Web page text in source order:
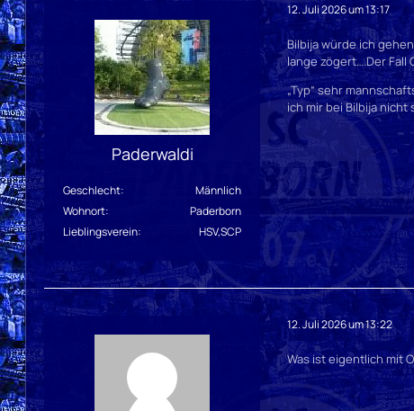
Paderwaldi
Geschlecht
Männlich
Wohnort
Paderborn
Lieblingsverein
HSV,SCP
12. Juli 2026 um 13:17
Bilbija würde ich
lange zögert….Der Fall
„Typ“ sehr
ich mir bei Bilbija nicht
12. Juli 2026 um 13:22
Was ist eigentlich mit